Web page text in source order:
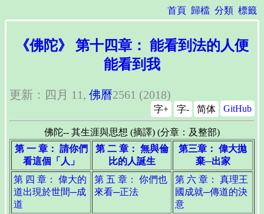
首頁 歸檔 分類 標籤
《佛陀》 第十四章： 能看到法的人便
能看到我
更新：四月 11, 佛曆2561 (2018)
GitHub
简体
字+ 字-
佛陀-- 其生涯與思想 (摘譯) (分章：及整部)
第 一 章： 請你們
看這個「人」
第 二 章： 無與倫
比的人誕生
第三章： 偉大拋
棄─出家
第 四 章： 偉大的
道出現於世間─成
道
第 五 章： 你們也
來看─正法
第 六 章： 真理王
國成就─傳道的決
意